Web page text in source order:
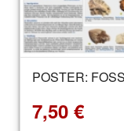
POSTER:
7,50 €